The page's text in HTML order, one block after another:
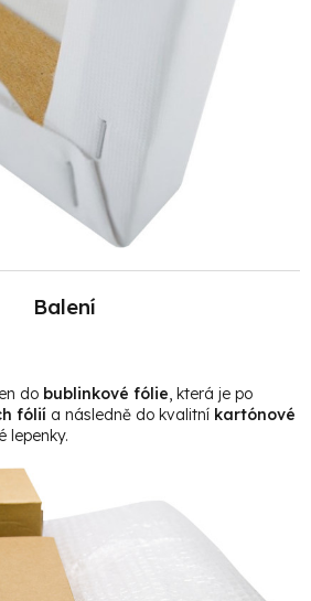
Balení
do bublinkové fólie , která je po
fólií a následně do kvalitní kartónové
lepenky.